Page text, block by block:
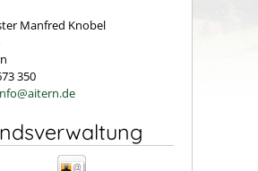
Manfred Knobel
350